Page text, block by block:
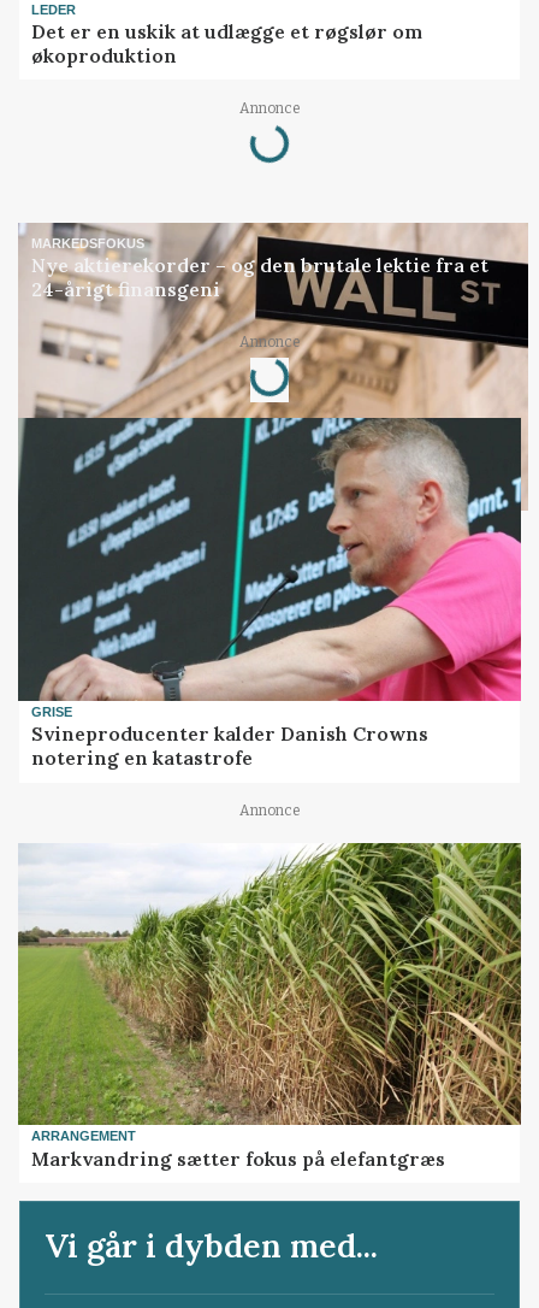
LEDER
Det er en uskik at udlægge et røgslør om
økoproduktion
Annonce
Loading...
MARKEDSFOKUS
Nye aktierekorder – og den brutale lektie fra et
24-årigt finansgeni
Annonce
Loading...
GRISE
Svineproducenter kalder Danish Crowns
notering en katastrofe
Annonce
ARRANGEMENT
Markvandring sætter fokus på elefantgræs
Vi går i dybden med...